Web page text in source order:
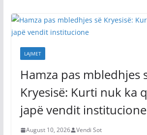
LAJMET
Hamza pas mbledhjes
Kryesisë: Kurti nuk ka
japë vendit institucione
August 10, 2026 Vendi Sot